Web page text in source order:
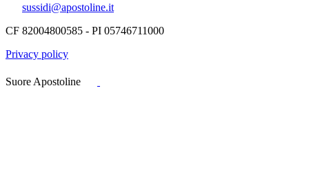
sussidi@apostoline.it
CF 82004800585 - PI 05746711000
Privacy policy
Suore Apostoline